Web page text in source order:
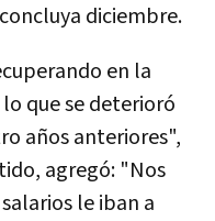
diciembre.
en la
que se deterioró
años anteriores",
agregó: "Nos
le iban a